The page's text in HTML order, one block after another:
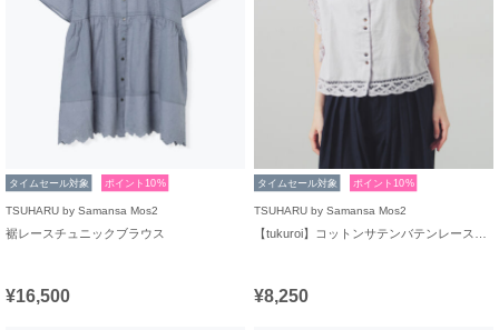
タイムセール対象 ポイント10%
TSUHARU by Samansa Mos2
裾レースチュニックブラウス
¥16,500
タイムセール対象 ポイント10%
TSUHARU by Samansa Mos2
¥8,250